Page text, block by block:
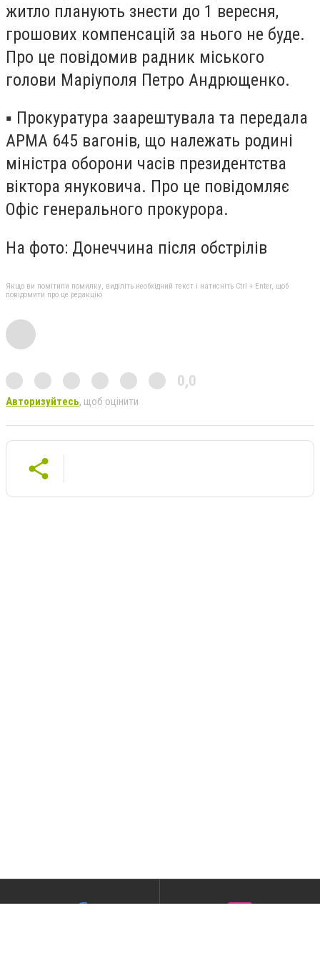
житло планують знести до 1 вересня,
грошових компенсацій за нього не буде.
Про це повідомив радник міського
голови Маріуполя Петро Андрющенко.
▪️ Прокуратура заарештувала та передала
АРМА 645 вагонів, що належать родині
міністра оборони часів президентства
віктора януковича. Про це повідомляє
Офіс генерального прокурора.
На фото: Донеччина після обстрілів
Якщо ви помітили помилку, виділіть необхідний текст і натисніть Ctrl + Enter, щоб
повідомити про це редакцію
0,0
Авторизуйтесь, щоб оцінити